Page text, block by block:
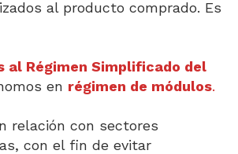
al producto comprado. Es
al Régimen Simplificado del
en régimen de módulos.
relación con sectores
con el fin de evitar